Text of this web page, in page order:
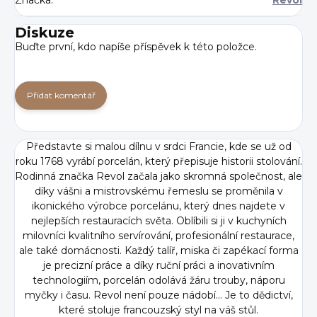
Diskuze
Buďte první, kdo napíše příspěvek k této položce.
Přidat komentář
Představte si malou dílnu v srdci Francie, kde se už od
roku 1768 vyrábí porcelán, který přepisuje historii stolování.
Rodinná značka Revol začala jako skromná společnost, ale
díky vášni a mistrovskému řemeslu se proměnila v
ikonického výrobce porcelánu, který dnes najdete v
nejlepších restauracích světa. Oblíbili si ji v kuchyních
milovníci kvalitního servírování, profesionální restaurace,
ale také domácnosti. Každý talíř, miska či zapékací forma
je precizní práce a díky ruční práci a inovativním
technologiím, porcelán odolává žáru trouby, náporu
myčky i času. Revol není pouze nádobí... Je to dědictví,
které stoluje francouzský styl na váš stůl.